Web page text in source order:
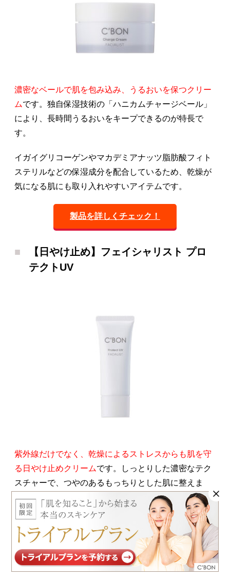
濃密なベールで肌を包み込み、うるおいを保つクリー
ムです。独自保湿技術の「ハニカムチャージベール」
により、長時間うるおいをキープできるのが特長で
す。
イガイグリコーゲンやマカデミアナッツ脂肪酸フィト
ステリルなどの保湿成分を配合しているため、乾燥が
気になる肌にも取り入れやすいアイテムです。
製品を詳しくチェック！
【日やけ止め】フェイシャリスト プロ
テクトUV
紫外線だけでなく、乾燥によるストレスからも肌を守
る日やけ止めクリームです。しっとりした濃密なテク
スチャーで、つやのあるもっちりとした肌に整えま
す。
独自技術「モイストプロテクターⅢ」の3相構造によ
り、紫外線散乱剤が均一に広がり、白浮きを抑えま
す。肌への負担に配慮しながら、うるおいを保てるの
がポイントです。